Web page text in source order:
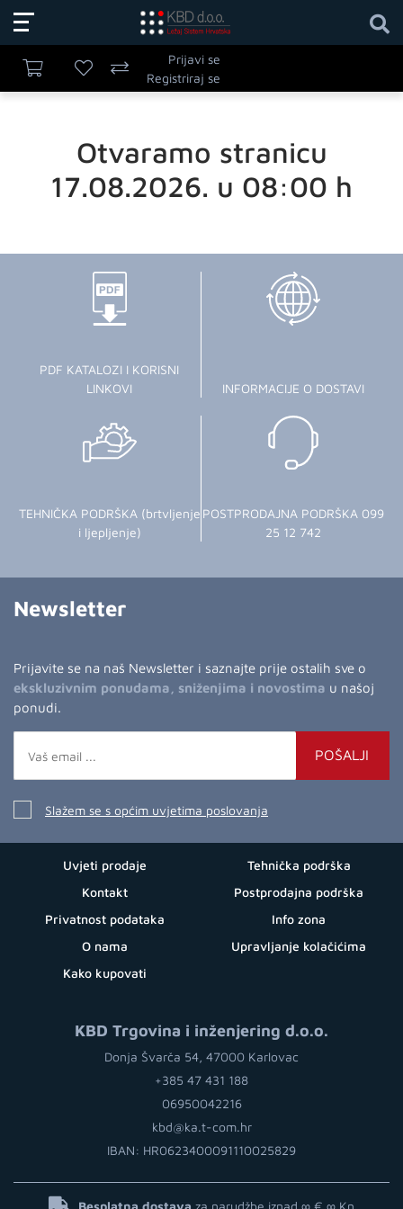
Prijavi se
Registriraj se
Otvaramo stranicu
17.08.2026. u 08:00 h
PDF KATALOZI I KORISNI
LINKOVI
INFORMACIJE O DOSTAVI
TEHNIČKA PODRŠKA (brtvljenje
i ljepljenje)
POSTPRODAJNA PODRŠKA 099
25 12 742
Newsletter
Prijavite se na naš Newsletter i saznajte prije ostalih sve o
ekskluzivnim ponudama, sniženjima i novostima u našoj
ponudi.
POŠALJI
Slažem se s općim uvjetima poslovanja
Uvjeti prodaje
Kontakt
Privatnost podataka
O nama
Kako kupovati
Tehnička podrška
Postprodajna podrška
Info zona
Upravljanje kolačićima
KBD Trgovina i inženjering d.o.o.
Donja Švarča 54, 47000 Karlovac
+385 47 431 188
06950042216
kbd@ka.t-com.hr
IBAN: HR0623400091110025829
Besplatna dostava za narudžbe iznad ∞ € ∞ Kn